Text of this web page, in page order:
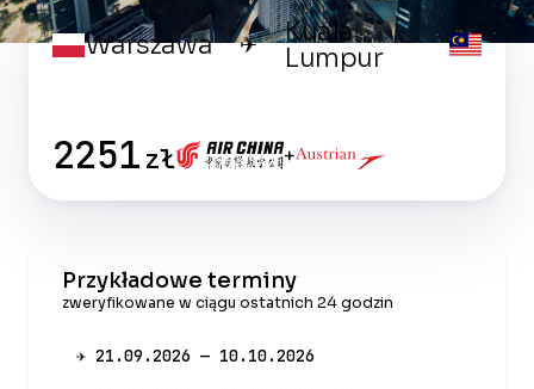
Warszawa ✈
Kuala
Lumpur
2251 zł +
Przykładowe terminy
zweryfikowane w ciągu ostatnich 24 godzin
✈ 21.09.2026 — 10.10.2026